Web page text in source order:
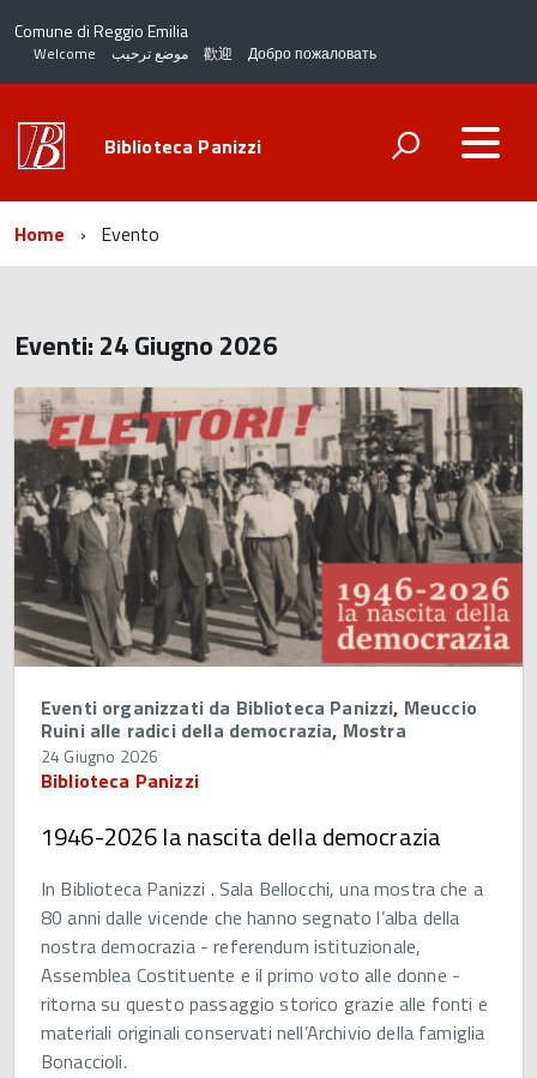
Comune di Reggio Emilia
Welcome موضع ترحيب 歡迎 Добро пожаловать
Biblioteca Panizzi
Home Evento
Eventi: 24 Giugno 2026
Eventi organizzati da Biblioteca Panizzi, Meuccio
Ruini alle radici della democrazia, Mostra
24 Giugno 2026
Biblioteca Panizzi
1946-2026 la nascita della democrazia
In Biblioteca Panizzi . Sala Bellocchi, una mostra che a
80 anni dalle vicende che hanno segnato l’alba della
nostra democrazia - referendum istituzionale,
Assemblea Costituente e il primo voto alle donne -
ritorna su questo passaggio storico grazie alle fonti e
materiali originali conservati nell’Archivio della famiglia
Bonaccioli.